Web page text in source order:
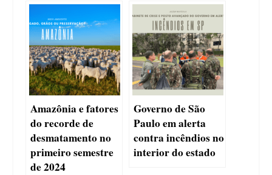
Amazônia e fatores
do recorde de
desmatamento no
primeiro semestre
de 2024
Governo de São
Paulo em alerta
contra incêndios no
interior do estado